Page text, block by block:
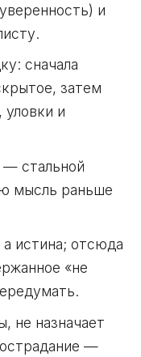
и
сначала
затем
и
стальной
мысль раньше
истина; отсюда
«не
не назначает
—